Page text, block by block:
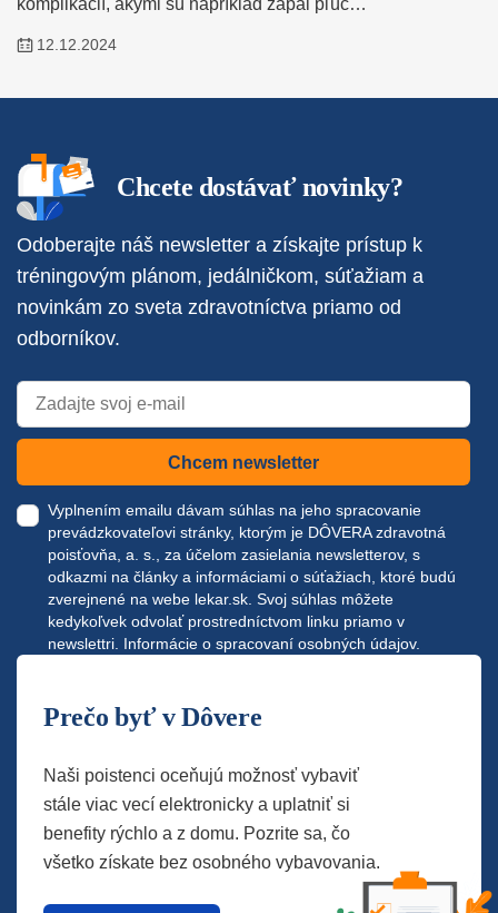
komplikácií, akými sú napríklad zápal pľúc…
12.12.2024
Chcete dostávať novinky?
Odoberajte náš newsletter a získajte prístup k
tréningovým plánom, jedálničkom, súťažiam a
novinkám zo sveta zdravotníctva priamo od
odborníkov.
Chcem newsletter
Vyplnením emailu dávam súhlas na jeho spracovanie
prevádzkovateľovi stránky, ktorým je DÔVERA zdravotná
poisťovňa, a. s., za účelom zasielania newsletterov, s
odkazmi na články a informáciami o súťažiach, ktoré budú
zverejnené na webe lekar.sk. Svoj súhlas môžete
kedykoľvek odvolať prostredníctvom linku priamo v
newslettri. Informácie o spracovaní osobných údajov.
Prečo byť v Dôvere
Naši poistenci oceňujú možnosť vybaviť
stále viac vecí elektronicky a uplatniť si
benefity rýchlo a z domu. Pozrite sa, čo
všetko získate bez osobného vybavovania.